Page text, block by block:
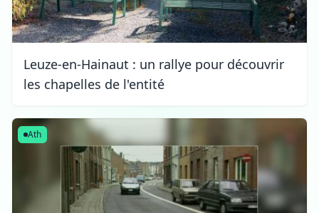
Leuze-en-Hainaut : un rallye pour découvrir
les chapelles de l'entité
Ath